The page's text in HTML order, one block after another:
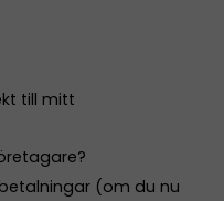
till mitt
(om du nu